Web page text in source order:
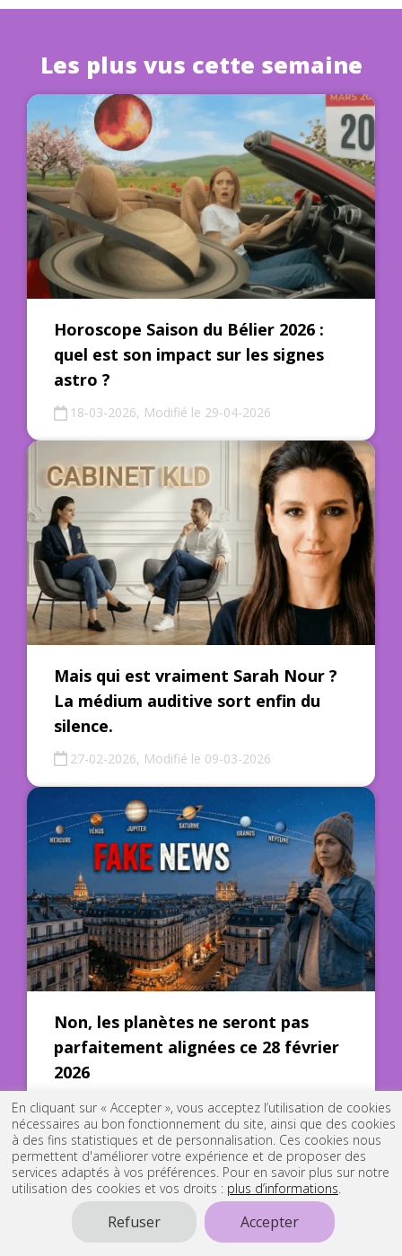
Les plus vus cette semaine
Horoscope Saison du Bélier 2026 :
quel est son impact sur les signes
astro ?
18-03-2026, Modifié le 29-04-2026
Mais qui est vraiment Sarah Nour ?
La médium auditive sort enfin du
silence.
27-02-2026, Modifié le 09-03-2026
Non, les planètes ne seront pas
parfaitement alignées ce 28 février
2026
27-02-2026, Modifié le 18-03-2026
En cliquant sur « Accepter », vous acceptez l’utilisation de cookies
nécessaires au bon fonctionnement du site, ainsi que des cookies
à des fins statistiques et de personnalisation. Ces cookies nous
permettent d'améliorer votre expérience et de proposer des
services adaptés à vos préférences. Pour en savoir plus sur notre
utilisation des cookies et vos droits : plus d’informations.
Refuser Accepter